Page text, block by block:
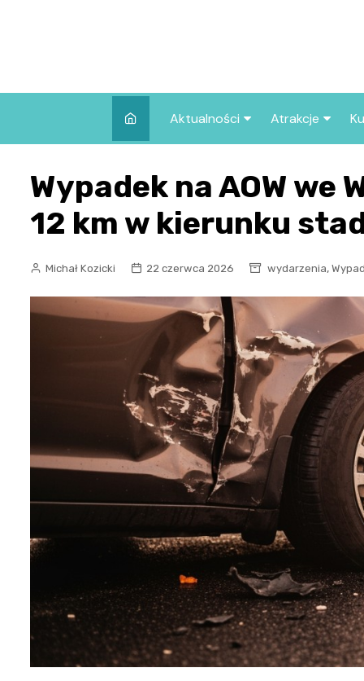
Aktualności
Wszystkie wpisy
Atrakcje
we Wrocławiu
Co warto
Wrocławiu?
Wypadek na AOW we
12 km w kierunku
Michał Kozicki 22 czerwca 2026 wydarzenia,